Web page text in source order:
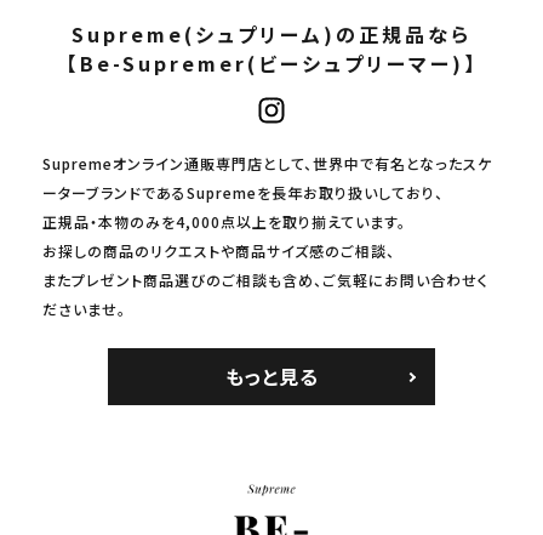
Supreme(シュプリーム)の正規品なら
【Be-Supremer(ビーシュプリーマー)】
Supremeオンライン通販専門店として、世界中で有名となったスケ
ーターブランドであるSupremeを長年お取り扱いしており、
正規品・本物のみを4,000点以上を取り揃えています。
お探しの商品のリクエストや商品サイズ感のご相談、
またプレゼント商品選びのご相談も含め、ご気軽にお問い合わせく
ださいませ。
もっと見る